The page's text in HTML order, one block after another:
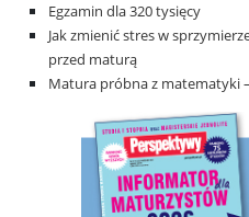
Egzamin dla 320 tysięcy
Jak zmienić stres w
przed maturą
Matura próbna z matematyki